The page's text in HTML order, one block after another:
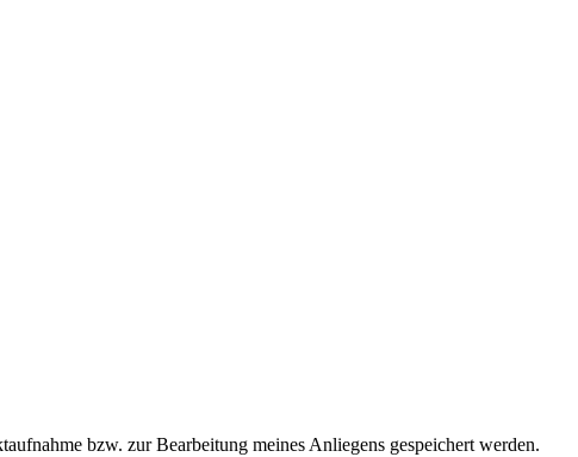
bzw. zur Bearbeitung meines Anliegens gespeichert werden.